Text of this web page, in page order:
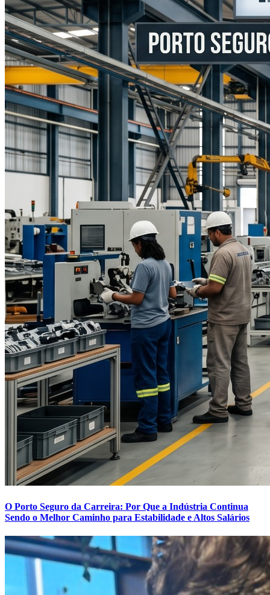
O Porto Seguro da Carreira: Por Que a Indústria Continua
Sendo o Melhor Caminho para Estabilidade e Altos Salários